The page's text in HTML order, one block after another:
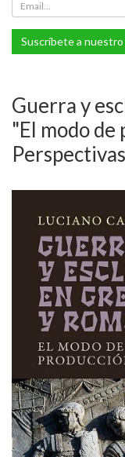
Suscríbete a
Guerra y
"El modo